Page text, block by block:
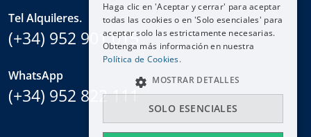
Tel Alquileres.
(+34) 952 901 015
WhatsApp
(+34) 952 822 111
NEDERLANDS
Haga clic en 'Aceptar y cerrar' para aceptar
todas las cookies o en 'Solo esenciales' para
aceptar solo las estrictamente necesarias.
Obtenga más información en nuestra
Política de Cookies.
SOLO ESENCIALES
MOSTRAR DETALLES